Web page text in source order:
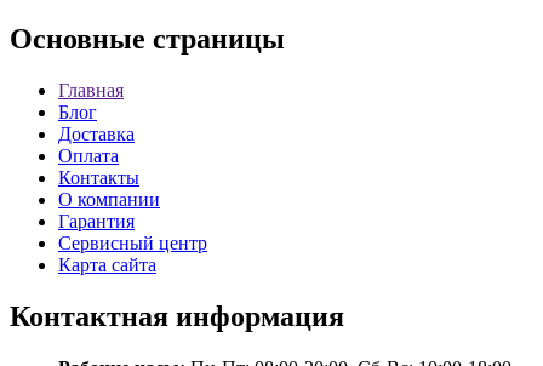
Основные страницы
Главная
Блог
Доставка
Оплата
Контакты
О компании
Гарантия
Сервисный центр
Карта сайта
Контактная информация